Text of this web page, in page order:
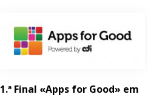
1.ª Final «Apps for Good» em